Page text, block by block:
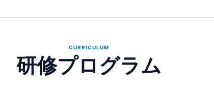
CURRICULUM
研修プログラム